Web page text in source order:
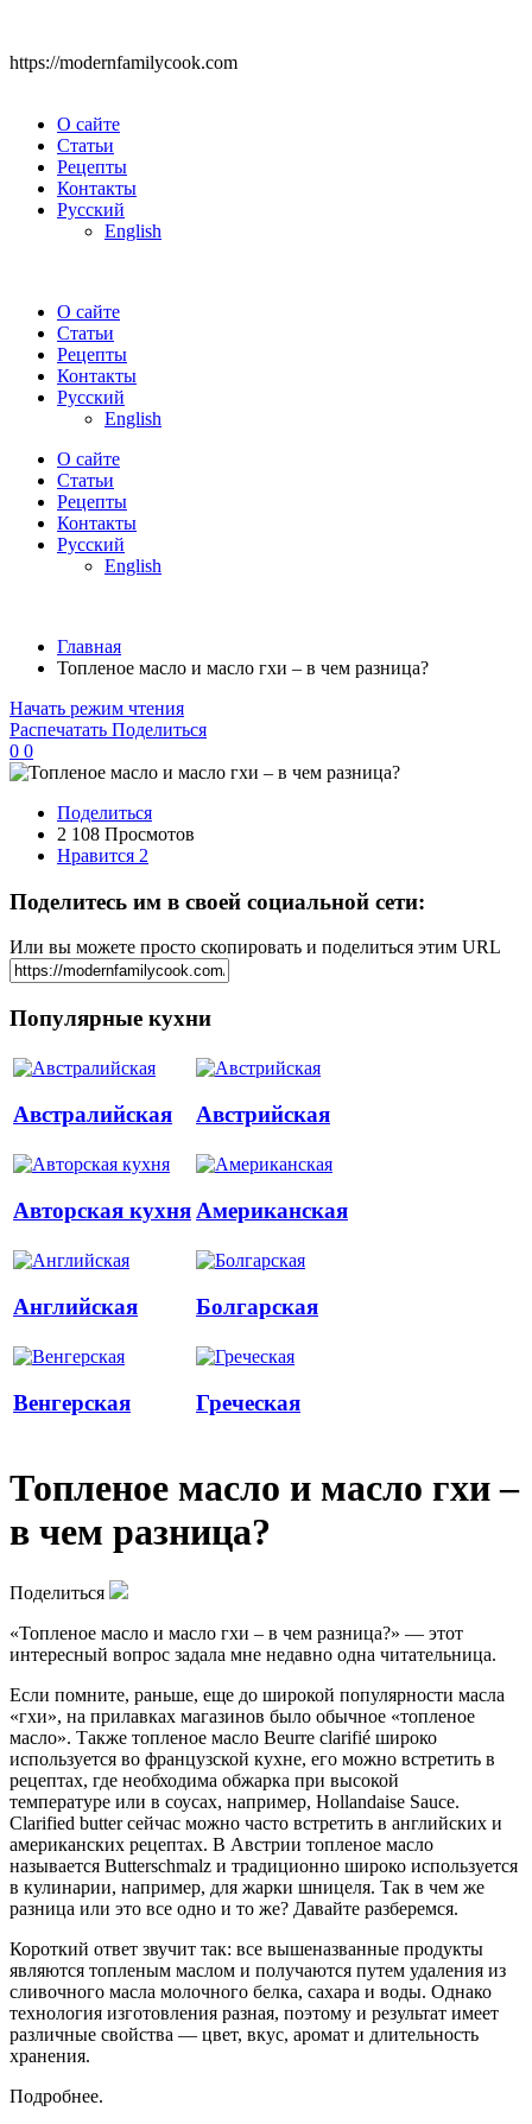
https://modernfamilycook.com
О сайте
Статьи
Рецепты
Контакты
Русский
English
О сайте
Статьи
Рецепты
Контакты
Русский
English
О сайте
Статьи
Рецепты
Контакты
Русский
English
Главная
Топленое масло и масло гхи – в чем разница?
Начать режим чтения
Распечатать Поделиться
0 0
Поделиться
2 108 Просмотов
Нравится 2
Поделитесь им в своей социальной сети:
Или вы можете просто скопировать и поделиться этим URL
Популярные кухни
Австралийская Австрийская
Авторская кухня Американская
Английская Болгарская
Венгерская Греческая
Топленое масло и масло гхи –
в чем разница?
Поделиться
«Топленое масло и масло гхи – в чем разница?» — этот
интересный вопрос задала мне недавно одна читательница.
Если помните, раньше, еще до широкой популярности масла
«гхи», на прилавках магазинов было обычное «топленое
масло». Также топленое масло Beurre clarifié широко
используется во французской кухне, его можно встретить в
рецептах, где необходима обжарка при высокой
температуре или в соусах, например, Hollandaise Sauce.
Clarified butter сейчас можно часто встретить в английских и
американских рецептах. В Австрии топленое масло
называется Butterschmalz и традиционно широко используется
в кулинарии, например, для жарки шницеля. Так в чем же
разница или это все одно и то же? Давайте разберемся.
Короткий ответ звучит так: все вышеназванные продукты
являются топленым маслом и получаются путем удаления из
сливочного масла молочного белка, сахара и воды. Однако
технология изготовления разная, поэтому и результат имеет
различные свойства — цвет, вкус, аромат и длительность
хранения.
Подробнее.